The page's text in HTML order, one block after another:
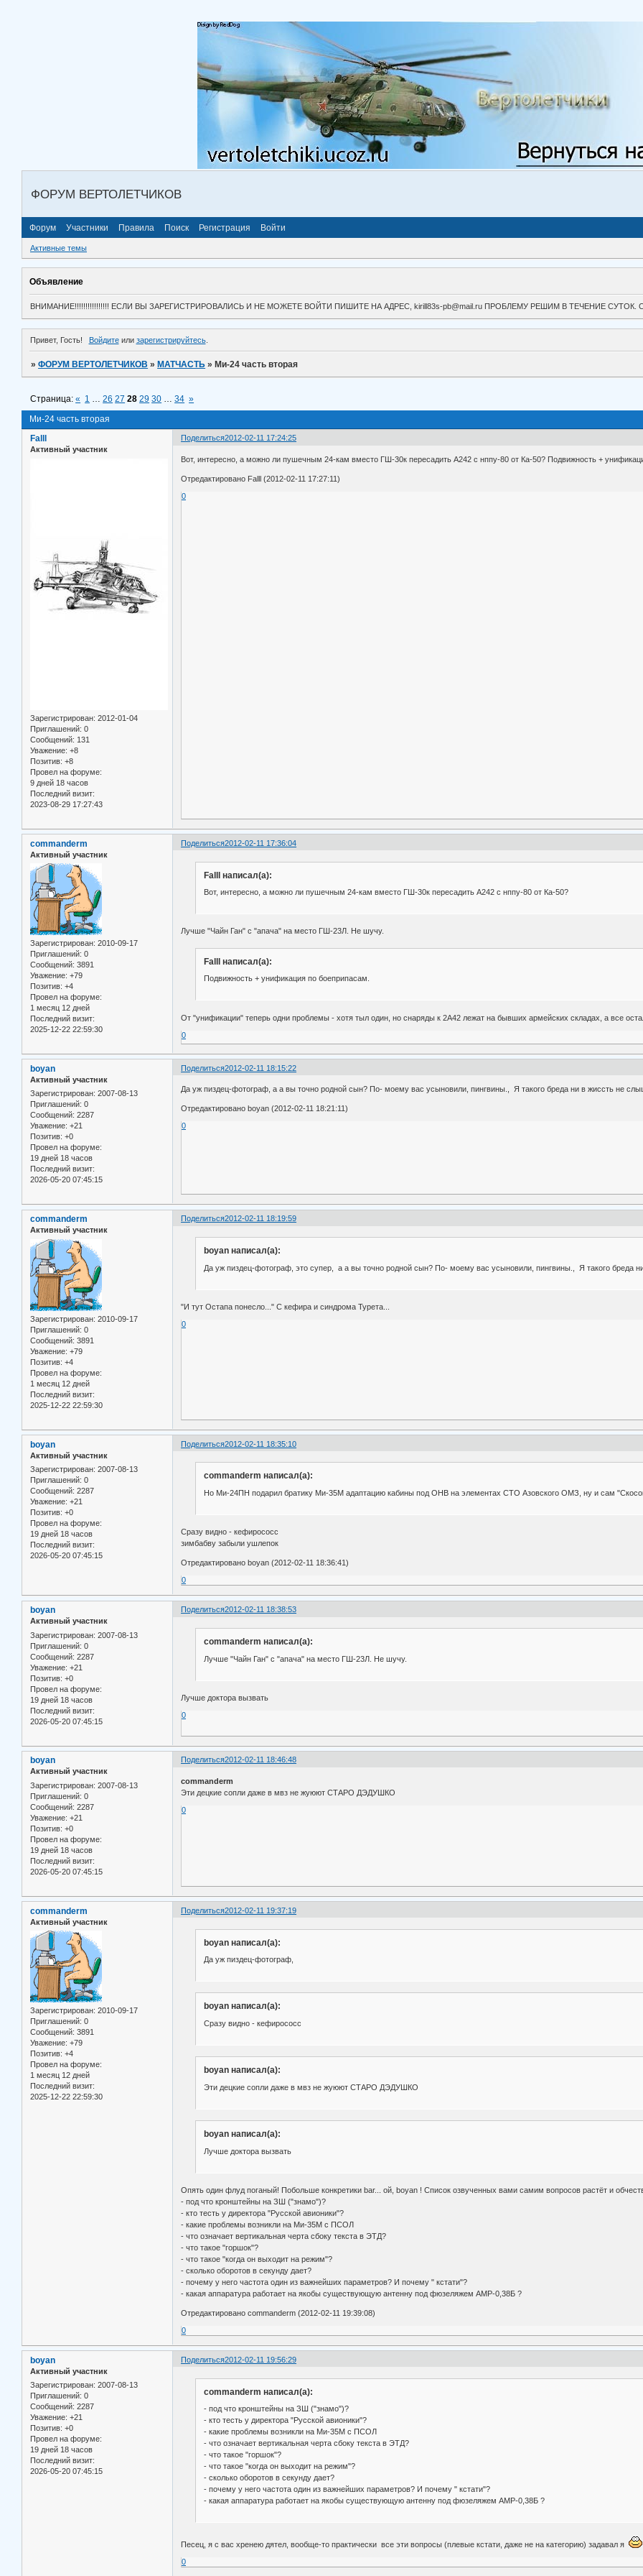
ФОРУМ ВЕРТОЛЕТЧИКОВ
Форум Участники Правила Поиск Регистрация Войти
Активные темы
Объявление
ВНИМАНИЕ!!!!!!!!!!!!!!!! ЕСЛИ ВЫ ЗАРЕГИСТРИРОВАЛИСЬ И НЕ МОЖЕТЕ ВОЙТИ ПИШИТЕ НА АДРЕС, kirill83s-pb@mail.ru ПРОБЛЕМУ РЕШИМ В ТЕЧЕНИЕ
Привет, Гость! Войдитеили зарегистрируйтесь.
»ФОРУМ ВЕРТОЛЕТЧИКОВ » МАТЧАСТЬ » Ми-24 часть вторая
Ми-24 часть вторая
Страница:« 1 … 26 27 28 29 30 … 34 »
Поделиться2012-02-11 17:24:25
Falll
Активный участник
Зарегистрирован: 2012-01-04
Приглашений: 0
Сообщений: 131
Уважение: +8
Позитив: +8
Провел на форуме:
9 дней 18 часов
Последний визит:
2023-08-29 17:27:43
Вот, интересно, а можно ли пушечным 24-кам вместо ГШ-30к пересадить А242 с нппу-80 от Ка-50? Подвижность +
Отредактировано Falll (2012-02-11 17:27:11)
0
Поделиться2012-02-11 17:36:04
commanderm
Активный участник
Зарегистрирован: 2010-09-17
Приглашений: 0
Сообщений: 3891
Уважение: +79
Позитив: +4
Провел на форуме:
1 месяц 12 дней
Последний визит:
2025-12-22 22:59:30
Falll написал(а):
Вот, интересно, а можно ли пушечным 24-кам вместо ГШ-30к пересадить А242 с нппу-80 от Ка-50?
Лучше "Чайн Ган" с "апача" на место ГШ-23Л. Не шучу.
Falll написал(а):
Подвижность + унификация по боеприпасам.
От "унификации" теперь одни проблемы - хотя тыл один, но снаряды к 2А42 лежат на бывших армейских складах, а все
0
Поделиться2012-02-11 18:15:22
boyan
Активный участник
Зарегистрирован: 2007-08-13
Приглашений: 0
Сообщений: 2287
Уважение: +21
Позитив: +0
Провел на форуме:
19 дней 18 часов
Последний визит:
2026-05-20 07:45:15
Да уж пиздец-фотограф, а а вы точно родной сын? По- моему вас усыновили, пингвины., Я такого бреда ни в жиссть не
Отредактировано boyan (2012-02-11 18:21:11)
0
Поделиться2012-02-11 18:19:59
commanderm
Активный участник
Зарегистрирован: 2010-09-17
Приглашений: 0
Сообщений: 3891
Уважение: +79
Позитив: +4
Провел на форуме:
1 месяц 12 дней
Последний визит:
2025-12-22 22:59:30
boyan написал(а):
Да уж пиздец-фотограф, это супер, а а вы точно родной сын? По- моему вас усыновили, пингвины., Я такого бреда
"И тут Остапа понесло..." С кефира и синдрома Турета...
0
Поделиться2012-02-11 18:35:10
boyan
Активный участник
Зарегистрирован: 2007-08-13
Приглашений: 0
Сообщений: 2287
Уважение: +21
Позитив: +0
Провел на форуме:
19 дней 18 часов
Последний визит:
2026-05-20 07:45:15
commanderm написал(а):
Но Ми-24ПН подарил братику Ми-35М адаптацию кабины под ОНВ на элементах СТО Азовского ОМЗ, ну и сам
Сразу видно - кефирососс
зимбабву забыли ушлепок
Отредактировано boyan (2012-02-11 18:36:41)
0
Поделиться2012-02-11 18:38:53
boyan
Активный участник
Зарегистрирован: 2007-08-13
Приглашений: 0
Сообщений: 2287
Уважение: +21
Позитив: +0
Провел на форуме:
19 дней 18 часов
Последний визит:
2026-05-20 07:45:15
commanderm написал(а):
Лучше "Чайн Ган" с "апача" на место ГШ-23Л. Не шучу.
Лучше доктора вызвать
0
Поделиться2012-02-11 18:46:48
boyan
Активный участник
Зарегистрирован: 2007-08-13
Приглашений: 0
Сообщений: 2287
Уважение: +21
Позитив: +0
Провел на форуме:
19 дней 18 часов
Последний визит:
2026-05-20 07:45:15
commanderm
Эти децкие сопли даже в мвз не жуюют СТАРО ДЭДУШКО
0
Поделиться2012-02-11 19:37:19
commanderm
Активный участник
Зарегистрирован: 2010-09-17
Приглашений: 0
Сообщений: 3891
Уважение: +79
Позитив: +4
Провел на форуме:
1 месяц 12 дней
Последний визит:
2025-12-22 22:59:30
boyan написал(а):
Да уж пиздец-фотограф,
boyan написал(а):
Сразу видно - кефирососс
boyan написал(а):
Эти децкие сопли даже в мвз не жуюют СТАРО ДЭДУШКО
boyan написал(а):
Лучше доктора вызвать
Опять один флуд поганый! Побольше конкретики bar... ой, boyan ! Список озвученных вами самим вопросов растёт и
- под что кронштейны на ЗШ ("знамо")?
- кто тесть у директора "Русской авионики"?
- какие проблемы возникли на Ми-35М с ПСОЛ
- что означает вертикальная черта сбоку текста в ЭТД?
- что такое "горшок"?
- что такое "когда он выходит на режим"?
- сколько оборотов в секунду дает?
- почему у него частота один из важнейших параметров? И почему " кстати"?
- какая аппаратура работает на якобы существующую антенну под фюзеляжем АМР-0,38Б ?
Отредактировано commanderm (2012-02-11 19:39:08)
0
Поделиться2012-02-11 19:56:29
boyan
Активный участник
Зарегистрирован: 2007-08-13
Приглашений: 0
Сообщений: 2287
Уважение: +21
Позитив: +0
Провел на форуме:
19 дней 18 часов
Последний визит:
2026-05-20 07:45:15
commanderm написал(а):
- под что кронштейны на ЗШ ("знамо")?
- кто тесть у директора "Русской авионики"?
- какие проблемы возникли на Ми-35М с ПСОЛ
- что означает вертикальная черта сбоку текста в ЭТД?
- что такое "горшок"?
- что такое "когда он выходит на режим"?
- сколько оборотов в секунду дает?
- почему у него частота один из важнейших параметров? И почему " кстати"?
- какая аппаратура работает на якобы существующую антенну под фюзеляжем АМР-0,38Б ?
Песец, я с вас хренею дятел, вообще-то практически все эти вопросы (плевые кстати, даже не на категорию) задавал я
0